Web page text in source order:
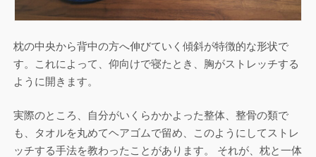
枕の中央から背中の方へ伸びていく傾斜が特徴的な形状で
す。これによって、仰向けで寝たとき、胸がストレッチする
ように開きます。
実際のところ、自分がいくらかかよった整体、整骨の類で
も、タオルを丸めてヘアゴムで留め、このようにしてストレ
ッチする手法を教わったことがあります。 それが、枕と一体